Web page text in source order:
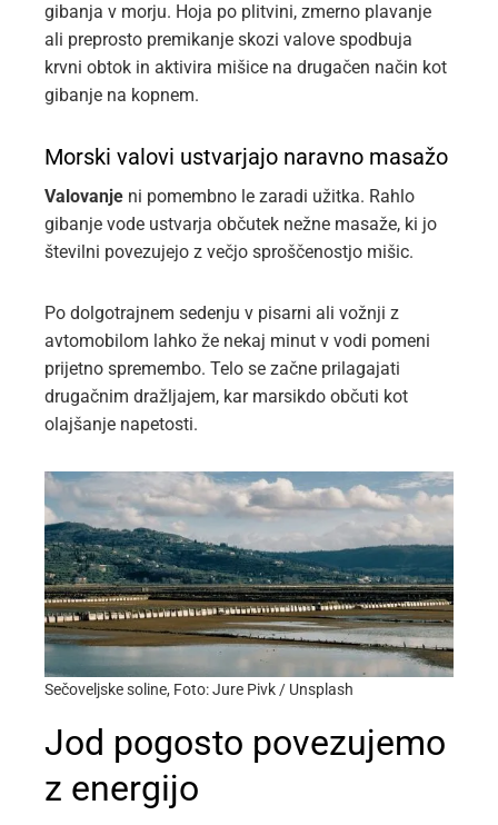
gibanja v morju. Hoja po plitvini, zmerno plavanje
ali preprosto premikanje skozi valove spodbuja
krvni obtok in aktivira mišice na drugačen način kot
gibanje na kopnem.
Morski valovi ustvarjajo naravno masažo
Valovanje ni pomembno le zaradi užitka. Rahlo
gibanje vode ustvarja občutek nežne masaže, ki jo
številni povezujejo z večjo sproščenostjo mišic.
Po dolgotrajnem sedenju v pisarni ali vožnji z
avtomobilom lahko že nekaj minut v vodi pomeni
prijetno spremembo. Telo se začne prilagajati
drugačnim dražljajem, kar marsikdo občuti kot
olajšanje napetosti.
Sečoveljske soline, Foto: Jure Pivk / Unsplash
Jod pogosto povezujemo
z energijo